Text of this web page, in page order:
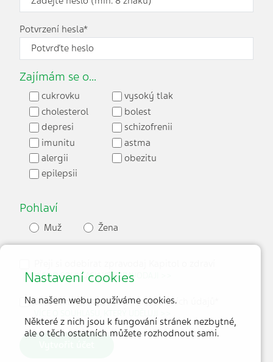
Potvrzení hesla*
Zajímám se o...
cukrovku
vysoký tlak
cholesterol
bolest
depresi
schizofrenii
imunitu
astma
alergii
obezitu
epilepsii
Pohlaví
Muž Žena
VÍCE O SOUHLASU KE ZPRAVODAJI >>
Souhlasím se zpracováním osobních údajů*
Nastavení cookies
Na našem webu používáme cookies.
Některé z nich jsou k fungování stránek nezbytné,
ale o těch ostatních můžete rozhodnout sami.